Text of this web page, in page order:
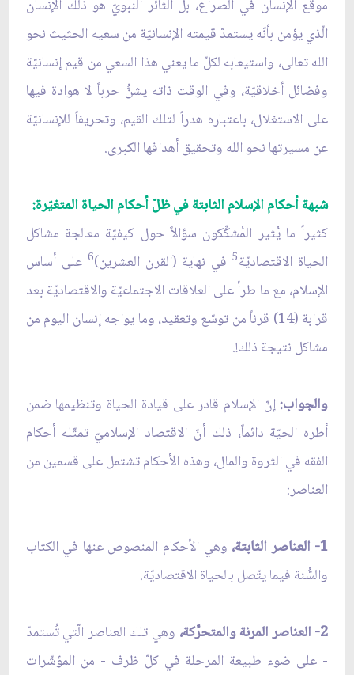
موقع الإنسان في الصراع، بل الثائر النبويّ هو ذلك الإنسان
الّذي يؤمن بأنّه يستمدّ قيمته الإنسانيّة من سعيه الحثيث نحو
الله تعالى، واستيعابه لكلّ ما يعني هذا السعي من قيم إنسانيّة
وفضائل أخلاقيّة، وفي الوقت ذاته يشنُّ حرباً لا هوادة فيها
على الاستغلال، باعتباره هدراً لتلك القيم، وتحريفاً للإنسانيّة
عن مسيرتها نحو الله وتحقيق أهدافها الكبرى.
شبهة أحكام الإسلام الثابتة في ظلّ أحكام الحياة المتغيّرة:
كثيراً ما يُثير المُشكِّكون سؤالاً حول كيفيّة معالجة مشاكل
الحياة الاقتصاديّة5في نهاية (القرن العشرين)6 على أساس
الإسلام، مع ما طرأ على العلاقات الاجتماعيّة والاقتصاديّة بعد
قرابة (14) قرناً من توسّع وتعقيد، وما يواجه إنسان اليوم من
مشاكل نتيجة ذلك!.
والجواب:إنّ الإسلام قادر على قيادة الحياة وتنظيمها ضمن
أطره الحيّة دائماً، ذلك أنّ الاقتصاد الإسلاميّ تمثّله أحكام
الفقه في الثروة والمال، وهذه الأحكام تشتمل على قسمين من
العناصر:
1- العناصر الثابتة،
وهي الأحكام المنصوص عنها في الكتاب
والسُّنة فيما يتّصل بالحياة الاقتصاديّة.
2- العناصر المرنة والمتحرِّكة،
وهي تلك العناصر الّتي تُستمدّ
- على ضوء طبيعة المرحلة في كلّ ظرف - من المؤشّرات